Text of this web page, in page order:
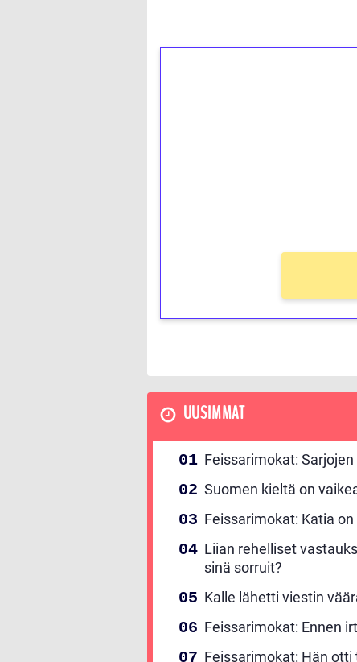
UUSIMMAT
Feissarimokat:
Suomen kieltä on
Feissarimokat: Katia
Liian rehelliset
sinä sorruit?
Kalle lähetti viestin
Feissarimokat: Ennen
Feissarimokat: Hän